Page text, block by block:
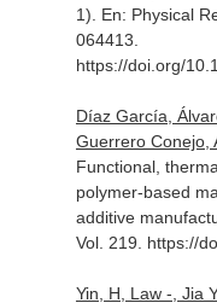
1). En: Physical
064413.
https://doi.org/
Díaz García,
Guerrero Conejo,
Functional,
polymer-based
additive
Vol. 219. https://
Yin, H, Law -, Jia